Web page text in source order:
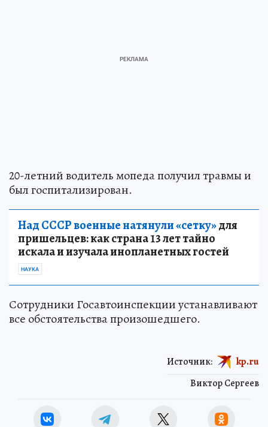
20-летний водитель мопеда получил травмы и
был госпитализирован.
Над СССР военные натянули «сетку»для
пришельцев: как страна 13 лет тайно
искала и изучала инопланетных гостей
НАУКА
Сотрудники Госавтоинспекции устанавливают
все обстоятельства произошедшего.
Виктор Сергеев
Источник: kp.ru